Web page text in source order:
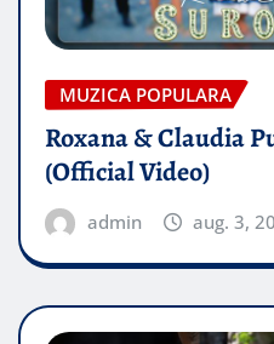
MUZICA POPULARA
Roxana & Claudia
(Official Video)
admin aug. 3,